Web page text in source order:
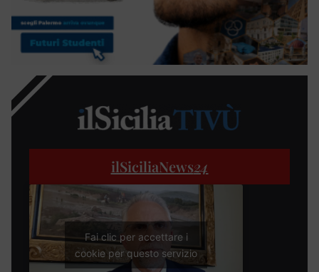
ilSiciliaNews24
Fai clic per accettare i
cookie per questo servizio